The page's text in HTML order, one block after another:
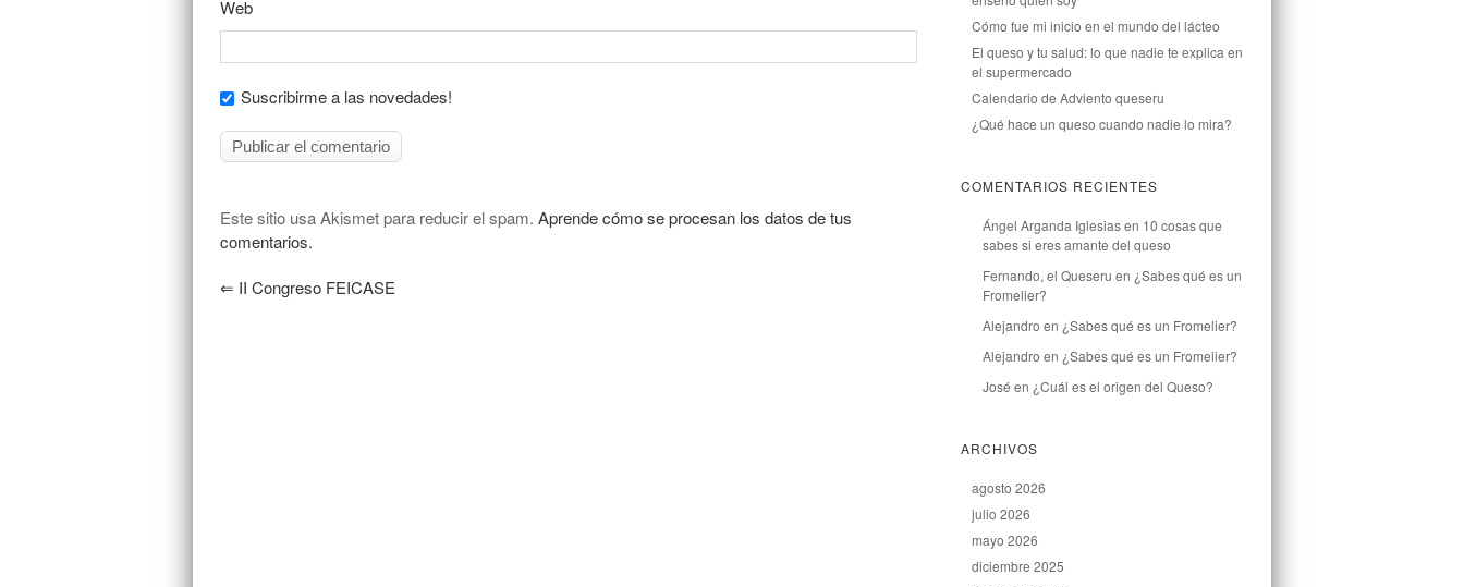
Web
Suscribirme a las novedades!
Este sitio usa Akismet para reducir el spam. Aprende cómo se procesan los datos de tus
comentarios.
⇐ II Congreso FEICASE
Cómo fue mi inicio en el mundo del lácteo
El queso y tu salud: lo que nadie te explica en
el supermercado
Calendario de Adviento queseru
¿Qué hace un queso cuando nadie lo mira?
COMENTARIOS RECIENTES
Ángel Arganda Iglesiasen 10 cosas que
sabes si eres amante del queso
Fernando, el Queseru en ¿Sabes qué es un
Fromelier?
Alejandro en ¿Sabes qué es un Fromelier?
Alejandro en ¿Sabes qué es un Fromelier?
José en ¿Cuál es el origen del Queso?
ARCHIVOS
agosto 2026
julio 2026
mayo 2026
diciembre 2025